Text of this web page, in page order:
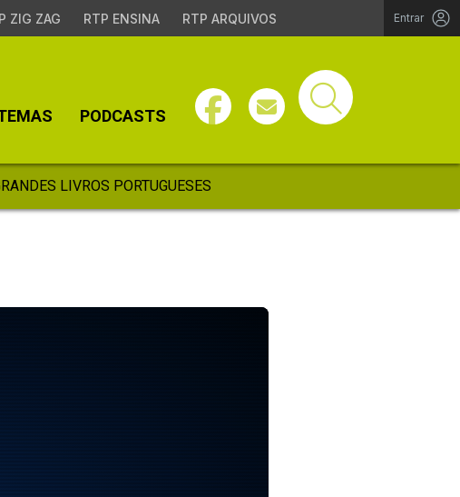
ZIG ZAG RTP ENSINA RTP ARQUIVOS Entrar
PODCASTS
LIVROS PORTUGUESES